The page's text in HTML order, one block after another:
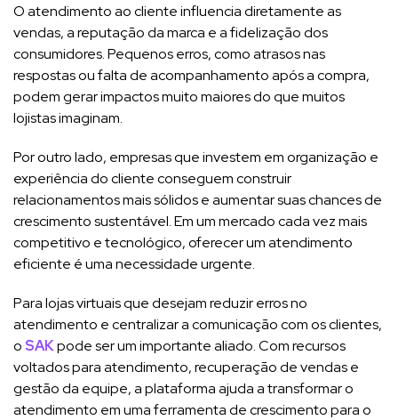
O atendimento ao cliente influencia diretamente as
vendas, a reputação da marca e a fidelização dos
consumidores. Pequenos erros, como atrasos nas
respostas ou falta de acompanhamento após a compra,
podem gerar impactos muito maiores do que muitos
lojistas imaginam.
Por outro lado, empresas que investem em organização e
experiência do cliente conseguem construir
relacionamentos mais sólidos e aumentar suas chances de
crescimento sustentável. Em um mercado cada vez mais
competitivo e tecnológico, oferecer um atendimento
eficiente é uma necessidade urgente.
Para lojas virtuais que desejam reduzir erros no
atendimento e centralizar a comunicação com os clientes,
oSAKpode ser um importante aliado. Com recursos
voltados para atendimento, recuperação de vendas e
gestão da equipe, a plataforma ajuda a transformar o
atendimento em uma ferramenta de crescimento para o